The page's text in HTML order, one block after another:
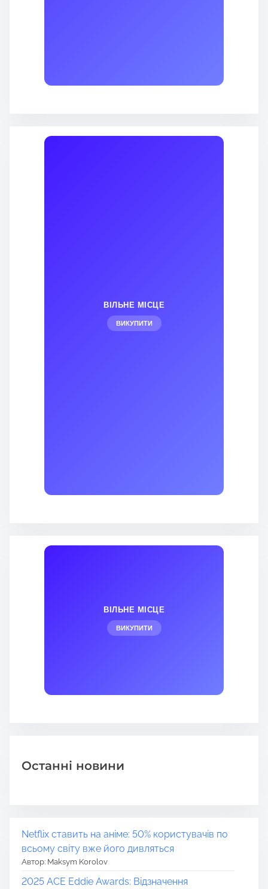
ВІЛЬНЕ МІСЦЕ
ВИКУПИТИ
ВІЛЬНЕ МІСЦЕ
ВИКУПИТИ
Останні новини
Netflix ставить на аніме: 50% користувачів по
всьому світу вже його дивляться
Автор: Maksym Korolov
2025 ACE Eddie Awards: Відзначення